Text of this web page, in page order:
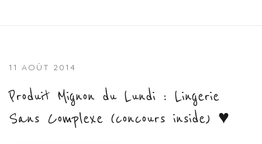
11 AOÛT 2014
Produit Mignon du Lundi : Lingerie
Sans Complexe (concours inside) ♥